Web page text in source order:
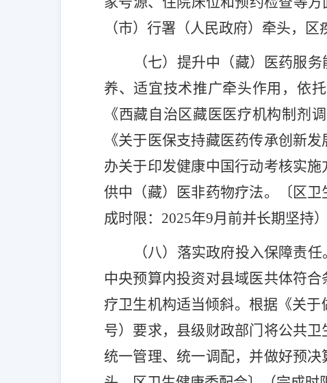
（市）行署（人民政府）牵头，区
（七）提升中（藏）医药服务
养、适宜技术推广牵头作用，依
《西藏自治区藏医医疗机构制剂
《关于医保支持藏医药传承创新
办关于印发健康中国行动考核实
供中（藏）医非药物疗法。
〔区卫
成时限： 2025年9月前并长期坚持）
（八）落实政府投入保障责任
中央预算内投资对县域医共体符
疗卫生机构适当倾斜。根据《关
号）要求，县级财政部门将公共
统一管理、统一调配，并做好预决